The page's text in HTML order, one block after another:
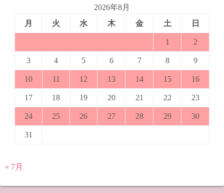
2026年8月
月
火 水 木 金 土 日
1 2
3 4 5 6 7 8 9
10 11 12 13 14 15 16
17 18 19 20 21 22 23
24 25 26 27 28 29 30
31
« 7月